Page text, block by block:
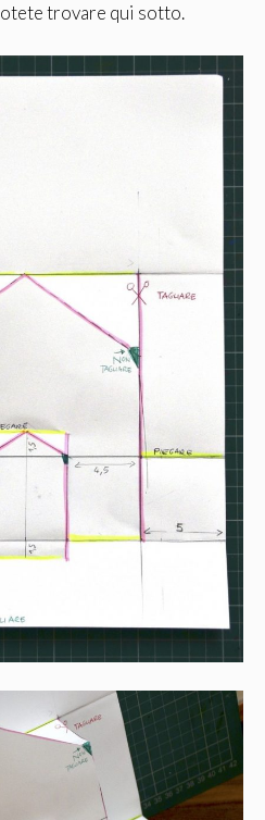
trovare qui sotto.